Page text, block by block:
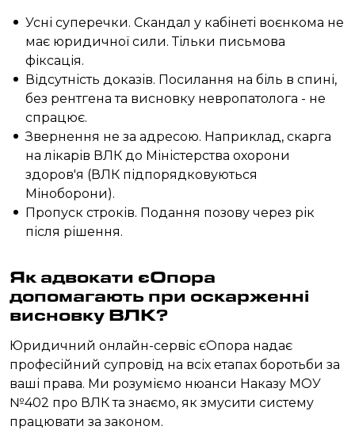
Усні суперечки. Скандал у кабінеті воєнкома не
має юридичної сили. Тільки письмова
фіксація.
Відсутність доказів. Посилання на біль в спині,
без рентгена та висновку невропатолога - не
спрацює.
Звернення не за адресою. Наприклад, скарга
на лікарів ВЛК до Міністерства охорони
здоров'я (ВЛК підпорядковуються
Міноборони).
Пропуск строків. Подання позову через рік
після рішення.
Як адвокати єОпора
допомагають при оскарженні
висновку ВЛК?
Юридичний онлайн-сервіс єОпора надає
професійний супровід на всіх етапах боротьби за
ваші права. Ми розуміємо нюанси Наказу МОУ
№402 про ВЛК та знаємо, як змусити систему
працювати за законом.